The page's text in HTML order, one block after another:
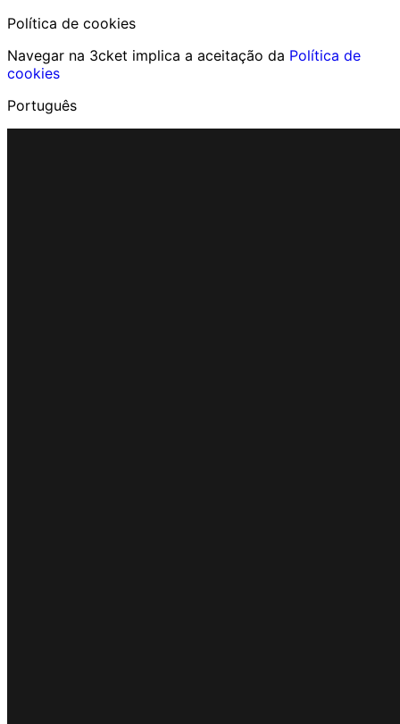
Política de cookies
Navegar na 3cket implica a aceitação da Política de
cookies
Português